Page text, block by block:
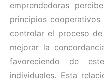
emprendedoras
principios
controlar el proceso
mejorar la
favoreciendo de
individuales. Esta